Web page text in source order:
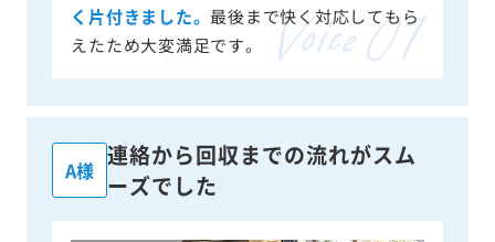
く片付きました。 最後まで快く対応してもら
えたため大変満足です。
A様
連絡から回収までの流れがスム
ーズでした